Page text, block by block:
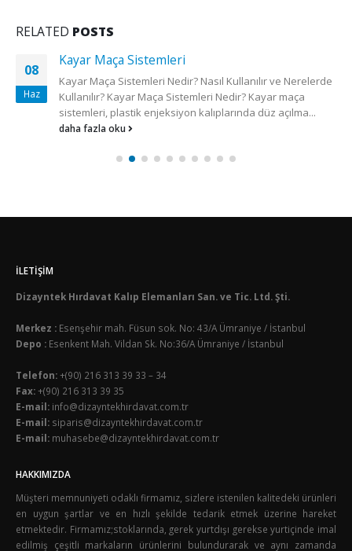
RELATED POSTS
08
Haz
Kayar Maça Sistemleri
Kayar Maça Sistemleri Nedir? Nasıl Kullanılır ve Nerelerde
Kullanılır? Kayar Maça Sistemleri Nedir? Kayar maça
sistemleri, plastik enjeksiyon kalıplarında düz açılma...
daha fazla oku
İLETIŞIM
Dizayntek Hırdavat Kalıp Elemanları San. ve Tic. Ltd. Şti.
Merkez : Esenşehir mah. Füsun sok. No: 43/A Ümraniye / İstanbul
Depo : Esenkent Mah. Vildan Sk. No:36/A Ümraniye / İstanbul
Telefon:+(90) 216 313 39 33 – 34
Fax:+(90) 216 313 39 35
E-mail: info@dizayntekhirdavat.com.tr
E-mail: siparis@dizayntekhirdavat.com.tr
E-mail: muhasebe@dizayntekhirdavat.com.tr
HAKKIMIZDA
Müşteri memnuniyeti odaklı firmamız, sizlere istenilen kalitedeki ürünleri
en uygun şartlar ve en hızlı şekilde tedarik etmek üzerine hareket
etmektedir. Firmamız;stoklarında, gerek yurtdışı gerekse yurtiçinde imal
edilmiş çeşitli markaların ürünlerini bulundurarak ve aynı zamanda